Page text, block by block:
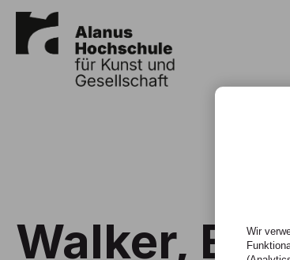
Walker, E.-
Wir